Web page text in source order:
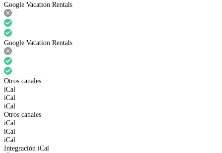
Google Vacation Rentals
Google Vacation Rentals
Otros canales
iCal
iCal
iCal
Otros canales
iCal
iCal
iCal
Integración iCal